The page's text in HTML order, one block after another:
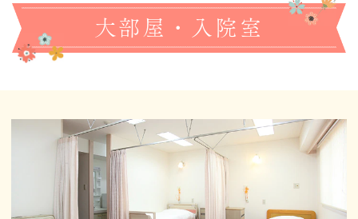
大部屋・入院室